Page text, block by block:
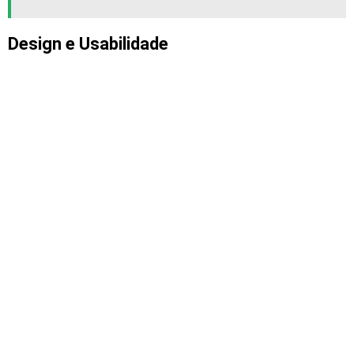
Design e Usabilidade